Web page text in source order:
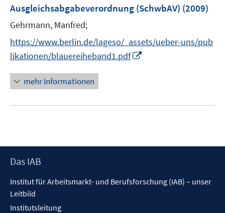
f
f
n
e
n
Ausgleichsabgabeverordnung (SchwbAV) (2009)
Gehrmann, Manfred;
https://www.berlin.de/lageso/_assets/ueber-uns/pub
likationen/blauereiheband1.pdf
u
t
mehr Informationen
Footer
Das IAB
Institut für Arbeitsmarkt- und Berufsforschung (IAB) – unser
Leitbild
Institutsleitung